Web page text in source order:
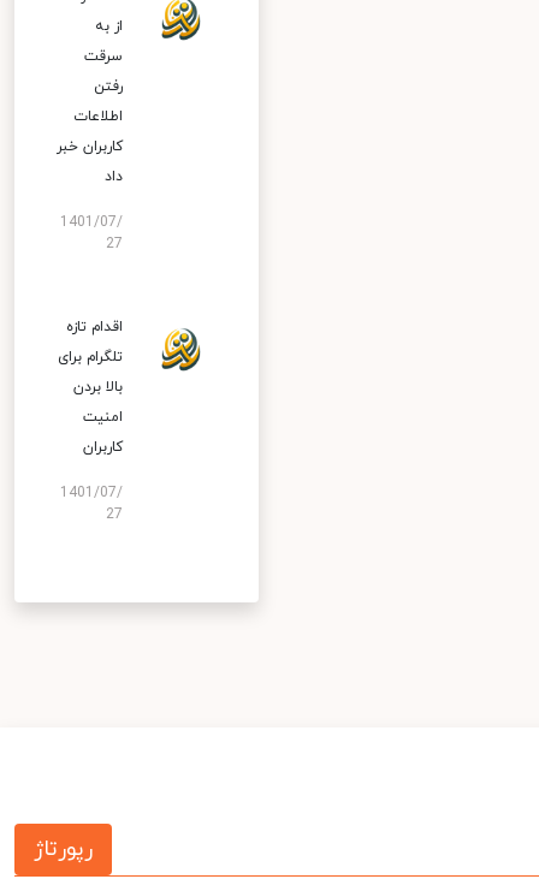
از به
سرقت
رفتن
اطلاعات
کاربران خبر
داد
1401/07/
27
اقدام تازه
تلگرام برای
بالا بردن
امنیت
کاربران
1401/07/
27
رپورتاژ